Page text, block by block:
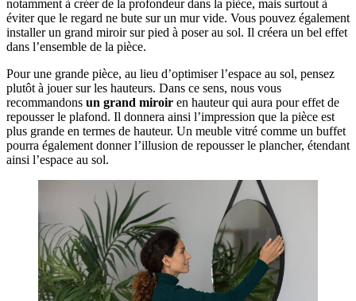
notamment à créer de la profondeur dans la pièce, mais surtout à
éviter que le regard ne bute sur un mur vide. Vous pouvez également
installer un grand miroir sur pied à poser au sol. Il créera un bel effet
dans l’ensemble de la pièce.
Pour une grande pièce, au lieu d’optimiser l’espace au sol, pensez
plutôt à jouer sur les hauteurs. Dans ce sens, nous vous
recommandons un grand miroir en hauteur qui aura pour effet de
repousser le plafond. Il donnera ainsi l’impression que la pièce est
plus grande en termes de hauteur. Un meuble vitré comme un buffet
pourra également donner l’illusion de repousser le plancher, étendant
ainsi l’espace au sol.